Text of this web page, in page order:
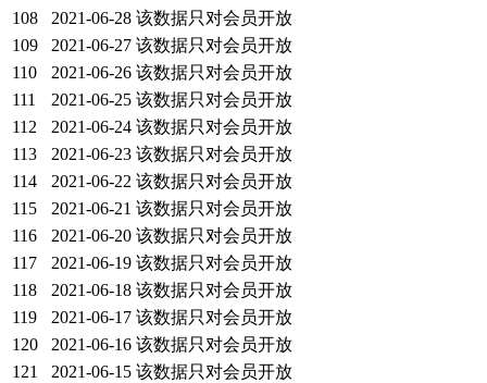
108
2021-06-28 该数据只对会员开放
109
2021-06-27 该数据只对会员开放
110
2021-06-26 该数据只对会员开放
111
2021-06-25 该数据只对会员开放
112
2021-06-24 该数据只对会员开放
113
2021-06-23 该数据只对会员开放
114
2021-06-22 该数据只对会员开放
115
2021-06-21 该数据只对会员开放
116
2021-06-20 该数据只对会员开放
117
2021-06-19 该数据只对会员开放
118
2021-06-18 该数据只对会员开放
119
2021-06-17 该数据只对会员开放
120
2021-06-16 该数据只对会员开放
121
2021-06-15 该数据只对会员开放